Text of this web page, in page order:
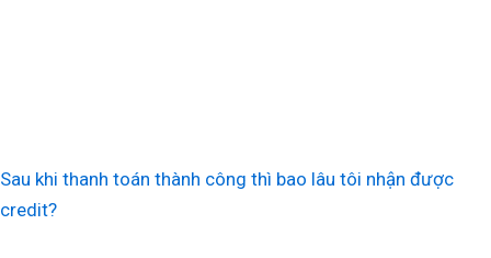
Sau khi thanh toán thành công thì bao lâu tôi nhận được
credit?